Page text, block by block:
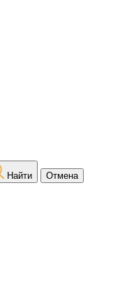
Найти Отмена